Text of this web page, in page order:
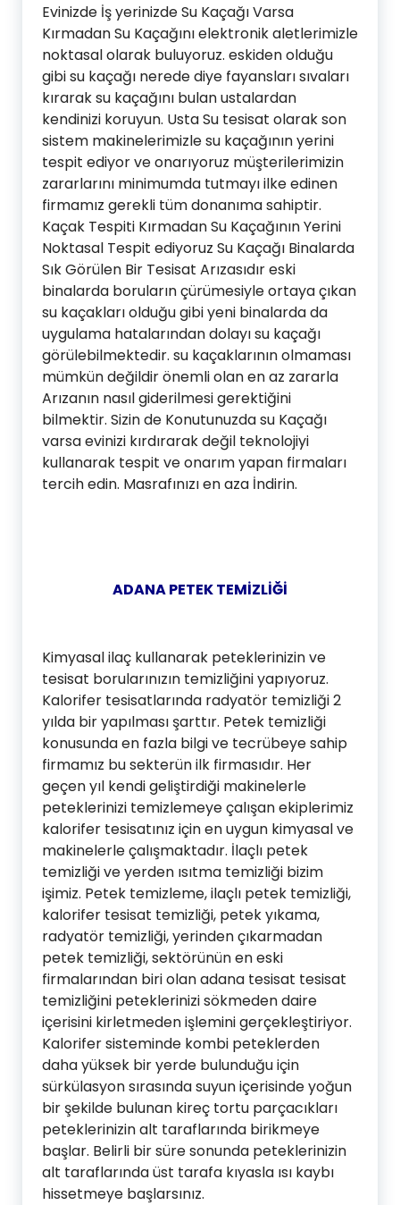
Evinizde İş yerinizde Su Kaçağı Varsa
Kırmadan Su Kaçağını elektronik aletlerimizle
noktasal olarak buluyoruz. eskiden olduğu
gibi su kaçağı nerede diye fayansları sıvaları
kırarak su kaçağını bulan ustalardan
kendinizi koruyun. Usta Su tesisat olarak son
sistem makinelerimizle su kaçağının yerini
tespit ediyor ve onarıyoruz müşterilerimizin
zararlarını minimumda tutmayı ilke edinen
firmamız gerekli tüm donanıma sahiptir.
Kaçak Tespiti Kırmadan Su Kaçağının Yerini
Noktasal Tespit ediyoruz Su Kaçağı Binalarda
Sık Görülen Bir Tesisat Arızasıdır eski
binalarda boruların çürümesiyle ortaya çıkan
su kaçakları olduğu gibi yeni binalarda da
uygulama hatalarından dolayı su kaçağı
görülebilmektedir. su kaçaklarının olmaması
mümkün değildir önemli olan en az zararla
Arızanın nasıl giderilmesi gerektiğini
bilmektir. Sizin de Konutunuzda su Kaçağı
varsa evinizi kırdırarak değil teknolojiyi
kullanarak tespit ve onarım yapan firmaları
tercih edin. Masrafınızı en aza İndirin.
ADANA PETEK TEMİZLİĞİ
Kimyasal ilaç kullanarak peteklerinizin ve
tesisat borularınızın temizliğini yapıyoruz.
Kalorifer tesisatlarında radyatör temizliği 2
yılda bir yapılması şarttır. Petek temizliği
konusunda en fazla bilgi ve tecrübeye sahip
firmamız bu sekterün ilk firmasıdır. Her
geçen yıl kendi geliştirdiği makinelerle
peteklerinizi temizlemeye çalışan ekiplerimiz
kalorifer tesisatınız için en uygun kimyasal ve
makinelerle çalışmaktadır. İlaçlı petek
temizliği ve yerden ısıtma temizliği bizim
işimiz. Petek temizleme, ilaçlı petek temizliği,
kalorifer tesisat temizliği, petek yıkama,
radyatör temizliği, yerinden çıkarmadan
petek temizliği, sektörünün en eski
firmalarından biri olan adana tesisat tesisat
temizliğini peteklerinizi sökmeden daire
içerisini kirletmeden işlemini gerçekleştiriyor.
Kalorifer sisteminde kombi peteklerden
daha yüksek bir yerde bulunduğu için
sürkülasyon sırasında suyun içerisinde yoğun
bir şekilde bulunan kireç tortu parçacıkları
peteklerinizin alt taraflarında birikmeye
başlar. Belirli bir süre sonunda peteklerinizin
alt taraflarında üst tarafa kıyasla ısı kaybı
hissetmeye başlarsınız.